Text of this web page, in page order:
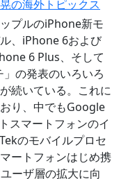
の海外トピックス
プルのiPhone新モ
、iPhone 6および
6 Plus、そして
の発表のいろいろ
続いている。これに
り、中でもGoogle
スマートフォンのイ
のモバイルプロセ
ートフォンはじめ携
ーザ層の拡大に向